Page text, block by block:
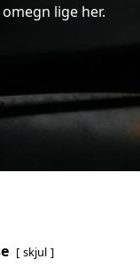
lige her.
skjul